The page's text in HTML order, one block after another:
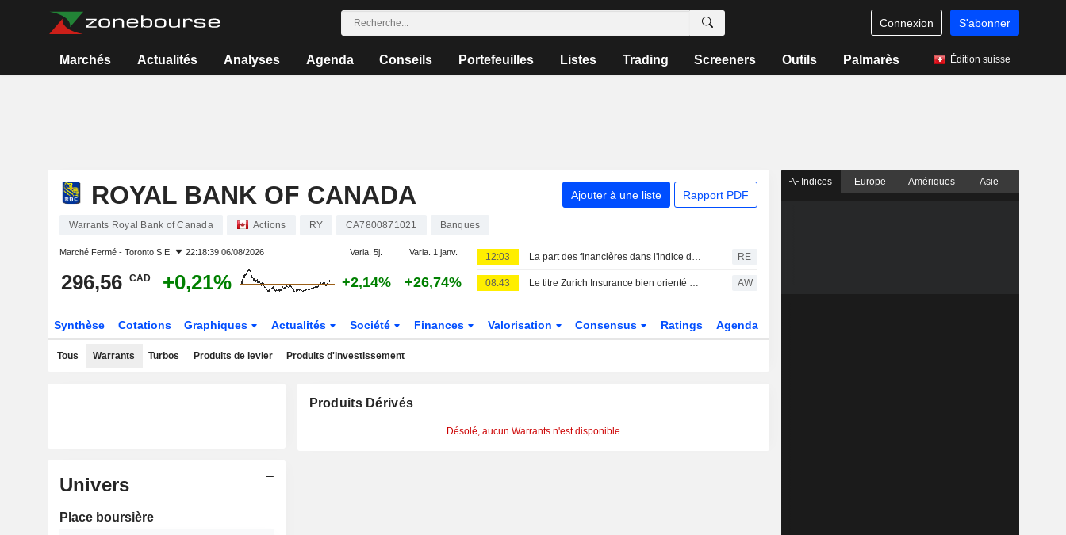
Connexion S'abonner
Marchés Actualités Analyses Agenda Conseils Portefeuilles Listes Trading Screeners Outils Palmarès Édition suisse
ROYAL BANK OF CANADA Ajouter à une liste Rapport PDF
Warrants Royal Bank of Canada Actions RY CA7800871021 Banques
Marché Fermé - Toronto S.E. 22:18:39 06/08/2026 Varia. 5j. Varia. 1 janv.
296,56 CAD +0,21% +2,14% +26,74%
12:03 La part des financières dans l'indice de Toronto atteint un sommet de 8 ans face à l'envolée des valorisations bancaires RE
08:43 Le titre Zurich Insurance bien orienté après un 1er semestre solide AW
Synthèse Cotations Graphiques Actualités Société Finances Valorisation Consensus Ratings Agenda
Tous Warrants Turbos Produits de levier Produits d'investissement
Univers
Place boursière
Produits Dérivés
Désolé, aucun Warrants n'est disponible
Indices Europe Amériques Asie